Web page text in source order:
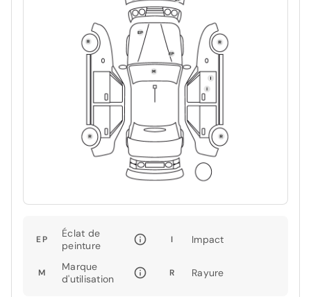
EP
Éclat de
peinture
I Impact
M
Marque
d'utilisation
R Rayure